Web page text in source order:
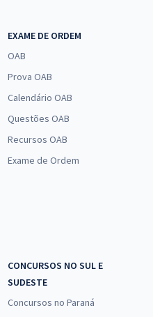
EXAME DE ORDEM
OAB
Prova OAB
Calendário OAB
Questões OAB
Recursos OAB
Exame de Ordem
CONCURSOS NO SUL E
SUDESTE
Concursos no Paraná